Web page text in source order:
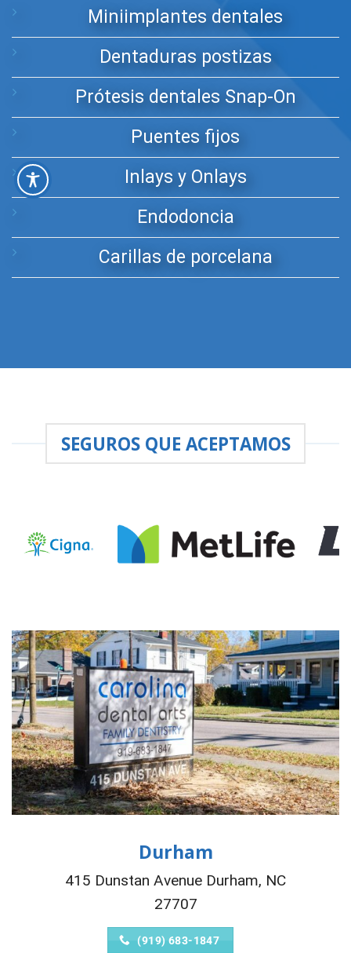
Miniimplantes dentales
Dentaduras postizas
Prótesis dentales Snap-On
Puentes fijos
Inlays y Onlays
Endodoncia
Carillas de porcelana
SEGUROS QUE ACEPTAMOS
Durham
415 Dunstan Avenue Durham, NC
27707
(919) 683-1847